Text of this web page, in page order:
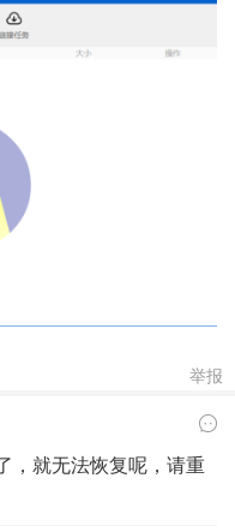
举报
，就无法恢复呢，请重